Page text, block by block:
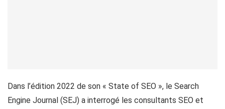
Dans l’édition 2022 de son « State of SEO », le Search
Engine Journal (SEJ) a interrogé les consultants SEO et